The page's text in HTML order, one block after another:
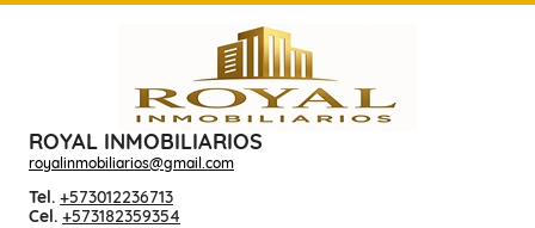
ROYAL INMOBILIARIOS
royalinmobiliarios@gmail.com
Tel. +573012236713
Cel. +573182359354